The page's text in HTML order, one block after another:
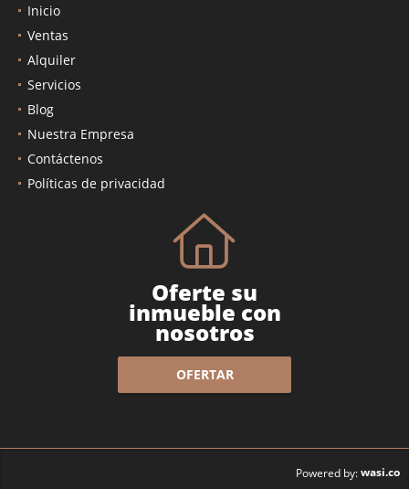
Inicio
Ventas
Alquiler
Servicios
Blog
Nuestra Empresa
Contáctenos
Políticas de privacidad
Oferte su
inmueble con
nosotros
OFERTAR
Powered by:wasi.co